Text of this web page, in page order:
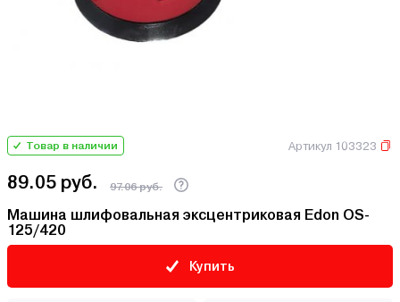
Товар в наличии Артикул 103323
89.05 руб. 97.06 руб.
Машина шлифовальная эксцентриковая Edon OS-
125/420
Купить